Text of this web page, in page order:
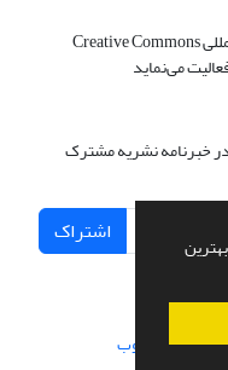
پژوه‌نامه فقه و علوم اسلامی تحت مجوز بین‌المللی Creative Commons
می‌نماید
در خبرنامه نشریه مشترک
اشتراک
سازی از سیناوب